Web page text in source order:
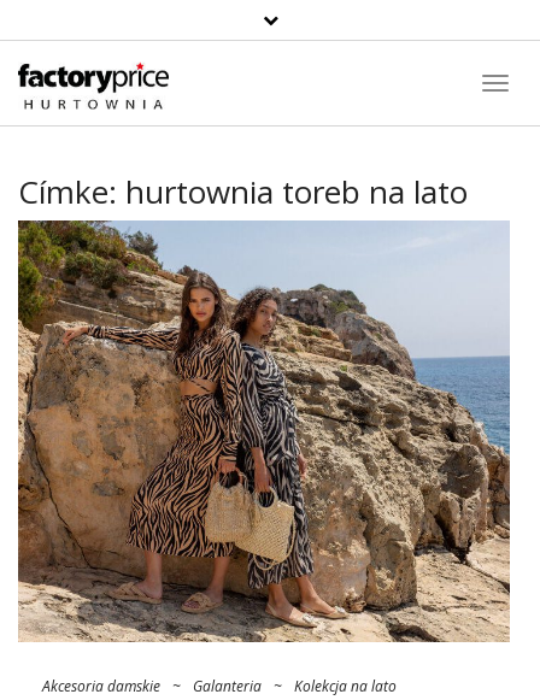
Címke: hurtownia toreb na lato
Akcesoria damskie ~ Galanteria ~ Kolekcja na lato